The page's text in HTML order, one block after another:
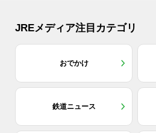
JREメディア注目カテゴリ
おでかけ
鉄道ニュース